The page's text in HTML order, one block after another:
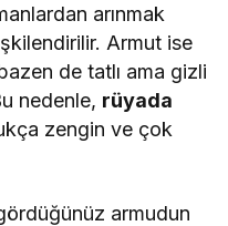
arınmak
Armut ise
de tatlı ama gizli
nedenle, rüyada
zengin ve çok
armudun